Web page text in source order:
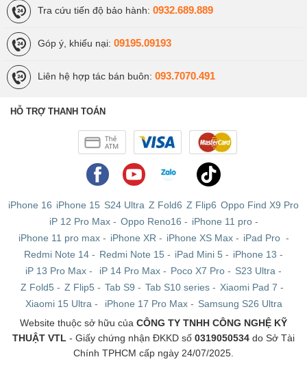
Tra cứu tiến độ bảo hành: 0932.689.889
Góp ý, khiếu nại: 09195.09193
Liên hệ hợp tác bán buôn: 093.7070.491
HỖ TRỢ THANH TOÁN
iPhone 16 iPhone 15 S24 Ultra Z Fold6 Z Flip6 Oppo Find X9 Pro
iP 12 Pro Max- Oppo Reno16 - iPhone 11 pro-
iPhone 11 pro max- iPhone XR - iPhone XS Max- iPad Pro -
Redmi Note 14 - Redmi Note 15 - iPad Mini 5 - iPhone 13 -
iP 13 Pro Max - iP 14 Pro Max - Poco X7 Pro - S23 Ultra -
Z Fold5 - Z Flip5 - Tab S9 - Tab S10 series - Xiaomi Pad 7 -
Xiaomi 15 Ultra - iPhone 17 Pro Max- Samsung S26 Ultra
Website thuộc sở hữu của CÔNG TY TNHH CÔNG NGHỆ KỸ
THUẬT VTL - Giấy chứng nhận ĐKKD số 0319050534 do Sở Tài
Chính TPHCM cấp ngày 24/07/2025.